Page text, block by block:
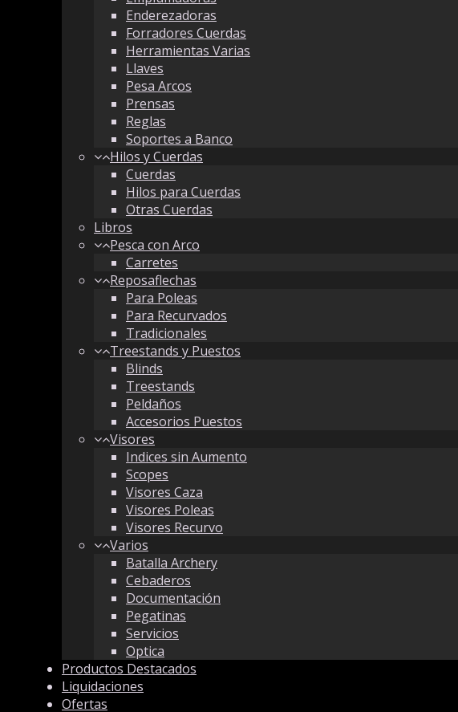
Enderezadoras
Forradores Cuerdas
Herramientas Varias
Llaves
Pesa Arcos
Prensas
Reglas
Soportes a Banco
Hilos y Cuerdas
Cuerdas
Hilos para Cuerdas
Otras Cuerdas
Libros
Pesca con Arco
Carretes
Reposaflechas
Para Poleas
Para Recurvados
Tradicionales
Treestands y Puestos
Blinds
Treestands
Peldaños
Accesorios Puestos
Visores
Indices sin Aumento
Scopes
Visores Caza
Visores Poleas
Visores Recurvo
Varios
Batalla Archery
Cebaderos
Documentación
Pegatinas
Servicios
Optica
Productos Destacados
Liquidaciones
Ofertas